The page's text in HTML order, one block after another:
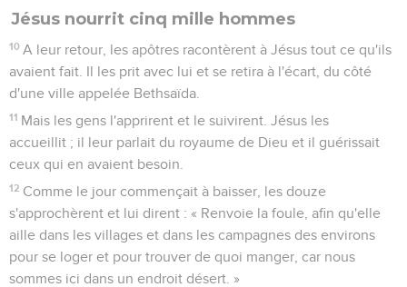
Jésus nourrit cinq mille hommes
10 A leur retour, les apôtres racontèrent à Jésus tout ce qu'ils
avaient fait. Il les prit avec lui et se retira à l'écart, du côté
d'une ville appelée Bethsaïda.
11 Mais les gens l'apprirent et le suivirent. Jésus les
accueillit ; il leur parlait du royaume de Dieu et il guérissait
ceux qui en avaient besoin.
12 Comme le jour commençait à baisser, les douze
s'approchèrent et lui dirent : « Renvoie la foule, afin qu'elle
aille dans les villages et dans les campagnes des environs
pour se loger et pour trouver de quoi manger, car nous
sommes ici dans un endroit désert. »